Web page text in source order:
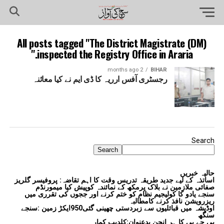
All posts tagged "The District Magistrate (DM)
inspected the Registry Office in Araria."
BIHAR
2 months ago
رجسٹری آفس ارریہ کا ڈی ایم نے کیا معائنہ
Search
Search
حالیہ خبریں
اساتذہ کے لیے جدید طریقہ تدریس وقت کا اہم تقاضہ: پروفیسر گلریز
صفائی ملازمین نے بلاک پرمکھ کے نمائندہ کوپیش کیا میمورنڈم
سنجے یادو کا کولیجیم نظام کو ختم کرنے اور ججوں کی تقرری میں
ریزرویشن نافذ کرنے کامطالبہ
اوڈیشہ میں قبائلیوں سے زبردستی چھینی گئی950ایکڑ زمین :سنجے
سنگھ
بی جے پی کا ہر انجن بدعنوان:کلدیپ کمار